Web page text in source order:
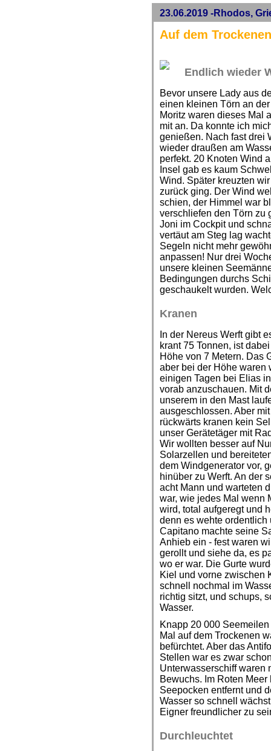
23.06.2019 -Rhodos,
Auf dem
Endlich wieder
Bevor unsere Lady aus
einen kleinen Törn an
Moritz waren dieses Mal
mit an. Da konnte ich
genießen. Nach fast drei
wieder draußen am
perfekt. 20 Knoten Wind
Insel gab es kaum
Wind. Später kreuzten
zurück ging. Der Wind
schien, der Himmel war
verschliefen den Törn zu
Joni im Cockpit und
vertäut am Steg lag
Segeln nicht mehr
anpassen! Nur drei
unsere kleinen
Bedingungen durchs
geschaukelt wurden.
Kranen
In der Nereus Werft gibt
krant 75 Tonnen, ist
Höhe von 7 Metern. Das
aber bei der Höhe waren
einigen Tagen bei Elias
vorab anzuschauen. Mit
unserem in den Mast
ausgeschlossen. Aber
rückwärts kranen kein
unser Gerätetäger mit
Wir wollten besser auf
Solarzellen und
dem Windgenerator vor,
hinüber zu Werft. An der
acht Mann und warteten
war, wie jedes Mal wenn
wird, total aufgeregt und
denn es wehte ordentlich
Capitano machte seine
Anhieb ein - fest waren
gerollt und siehe da, es
wo er war. Die Gurte
Kiel und vorne zwischen
schnell nochmal im
richtig sitzt, und schups,
Wasser.
Knapp 20 000
Mal auf dem Trockenen
befürchtet. Aber das
Stellen war es zwar
Unterwasserschiff waren
Bewuchs. Im Roten
Seepocken entfernt und
Wasser so schnell
Eigner freundlicher zu
Durchleuchtet